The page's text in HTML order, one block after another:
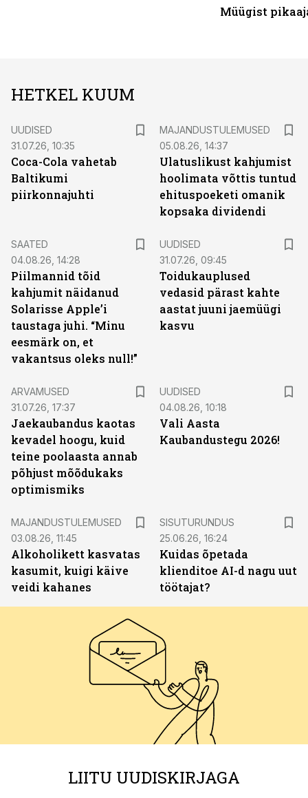
Müügist
HETKEL KUUM
UUDISED
31.07.26, 10:35
Coca-Cola vahetab
Baltikumi
piirkonnajuhti
MAJANDUSTULEMUSED
05.08.26, 14:37
Ulatuslikust kahjumist
hoolimata võttis tuntud
ehituspoeketi omanik
kopsaka dividendi
SAATED
04.08.26, 14:28
Piilmannid tõid
kahjumit näidanud
Solarisse Apple’i
taustaga juhi. “Minu
eesmärk on, et
vakantsus oleks null!”
UUDISED
31.07.26, 09:45
Toidukauplused
vedasid pärast kahte
aastat juuni jaemüügi
kasvu
ARVAMUSED
31.07.26, 17:37
Jaekaubandus kaotas
kevadel hoogu, kuid
teine poolaasta annab
põhjust mõõdukaks
optimismiks
UUDISED
04.08.26, 10:18
Vali Aasta
Kaubandustegu 2026!
MAJANDUSTULEMUSED
03.08.26, 11:45
Alkoholikett kasvatas
kasumit, kuigi käive
veidi kahanes
SISUTURUNDUS
25.06.26, 16:24
Kuidas õpetada
klienditoe AI-d nagu uut
töötajat?
LIITU UUDISKIRJAGA